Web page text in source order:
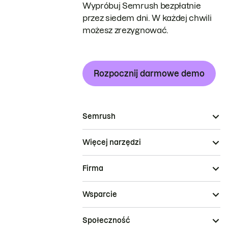
Wypróbuj Semrush bezpłatnie
przez siedem dni. W każdej chwili
możesz zrezygnować.
Rozpocznij darmowe demo
Semrush
Więcej narzędzi
Firma
Wsparcie
Społeczność